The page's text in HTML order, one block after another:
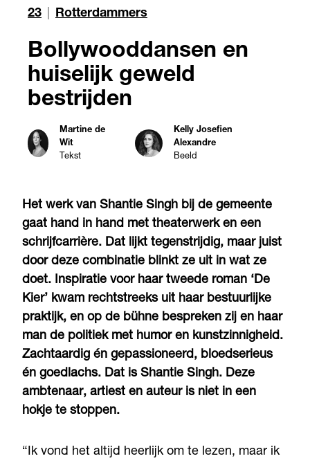
23 Rotterdammers
Bollywooddansen en
huiselijk geweld
bestrijden
Martine de
Wit
Tekst
Kelly Josefien
Alexandre
Beeld
Het werk van Shantie Singh bij de gemeente
gaat hand in hand met theaterwerk en een
schrijfcarrière. Dat lijkt tegenstrijdig, maar juist
door deze combinatie blinkt ze uit in wat ze
doet. Inspiratie voor haar tweede roman ‘De
Kier’ kwam rechtstreeks uit haar bestuurlijke
praktijk, en op de bühne bespreken zij en haar
man de politiek met humor en kunstzinnigheid.
Zachtaardig én gepassioneerd, bloedserieus
én goedlachs. Dat is Shantie Singh. Deze
ambtenaar, artiest en auteur is niet in een
hokje te stoppen.
“Ik vond het altijd heerlijk om te lezen, maar ik